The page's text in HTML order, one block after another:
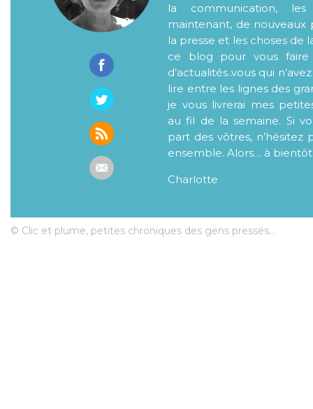
la communication,
maintenant, de nouveaux
la presse et les choses de
ce blog pour vous faire
d’actualités..vous qui
lire entre les lignes des
je vous livrerai mes
au fil de la semaine. Si
part des vôtres, n’hésitez
ensemble. Alors… à bientôt
Charlotte
© Clic et plume, petites chroniques des gens pressés...